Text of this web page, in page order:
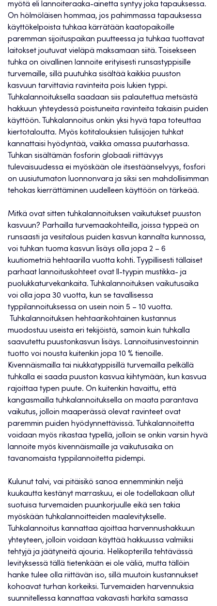
myötä eli lannoiteraaka-ainetta syntyy joka tapauksessa.
On hölmöläisen hommaa, jos pahimmassa tapauksessa
käyttökelpoista tuhkaa kärrätään kaatopaikoille
paremman sijoituspaikan puutteessa ja tuhkaa tuottavat
laitokset joutuvat vieläpä maksamaan siitä. Toisekseen
tuhka on oivallinen lannoite erityisesti runsastyppisille
turvemaille, sillä puutuhka sisältää kaikkia puuston
kasvuun tarvittavia ravinteita pois lukien typpi.
Tuhkalannoituksella saadaan siis palautettua metsästä
hakkuun yhteydessä poistuneita ravinteita takaisin puiden
käyttöön. Tuhkalannoitus onkin yksi hyvä tapa toteuttaa
kiertotaloutta. Myös kotitalouksien tulisijojen tuhkat
kannattaisi hyödyntää, vaikka omassa puutarhassa.
Tuhkan sisältämän fosforin globaali riittävyys
tulevaisuudessa ei myöskään ole itsestäänselvyys, fosfori
on uusiutumaton luonnonvara ja siksi sen mahdollisimman
tehokas kierrättäminen uudelleen käyttöön on tärkeää.
Mitkä ovat sitten tuhkalannoituksen vaikutukset puuston
kasvuun? Parhailla turvemaakohteilla, joissa typpeä on
runsaasti ja vesitalous puiden kasvun kannalta kunnossa,
voi tuhkan tuoma kasvun lisäys olla jopa 2 – 6
kuutiometriä hehtaarilla vuotta kohti. Tyypillisesti tällaiset
parhaat lannoituskohteet ovat ll-tyypin mustikka- ja
puolukkaturvekankaita. Tuhkalannoituksen vaikutusaika
voi olla jopa 30 vuotta, kun se tavallisessa
typpilannoituksessa on usein noin 5 – 10 vuotta.
Tuhkalannoituksen hehtaarikohtainen kustannus
muodostuu useista eri tekijöistä, samoin kuin tuhkalla
saavutettu puustonkasvun lisäys. Lannoitusinvestoinnin
tuotto voi nousta kuitenkin jopa 10 % tienoille.
Kivennäismailla tai niukkatyppisillä turvemailla pelkällä
tuhkalla ei saada puuston kasvua kiihtymään, kun kasvua
rajoittaa typen puute. On kuitenkin havaittu, että
kangasmailla tuhkalannoituksella on maata parantava
vaikutus, jolloin maaperässä olevat ravinteet ovat
paremmin puiden hyödynnettävissä. Tuhkalannoitetta
voidaan myös rikastaa typellä, jolloin se onkin varsin hyvä
lannoite myös kivennäismaille ja vaikutusaika on
tavanomaista typpilannoitetta pidempi.
Kulunut talvi, vai pitäisikö sanoa ennemminkin neljä
kuukautta kestänyt marraskuu, ei ole todellakaan ollut
suotuisa turvemaiden puunkorjuulle eikä sen takia
myöskään tuhkalannoitteiden maalevitykselle.
Tuhkalannoitus kannattaa ajoittaa harvennushakkuun
yhteyteen, jolloin voidaan käyttää hakkuussa valmiiksi
tehtyjä ja jäätyneitä ajouria. Helikopterilla tehtävässä
levityksessä tällä tietenkään ei ole väliä, mutta tällöin
hanke tulee olla riittävän iso, sillä muutoin kustannukset
kohoavat turhan korkeiksi. Turvemaiden harvennuksia
suunnitellessa kannattaa vakavasti harkita samassa